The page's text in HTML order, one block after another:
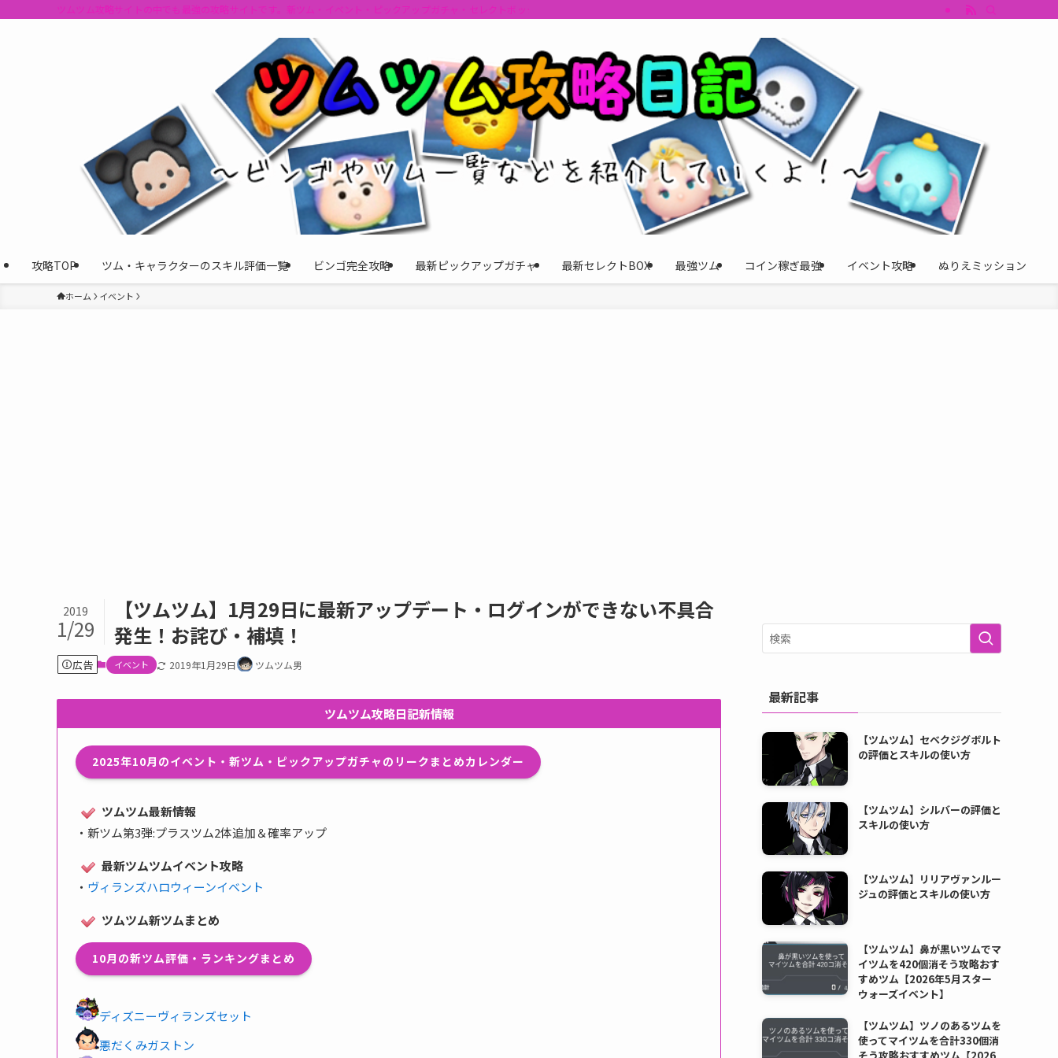
ツムツム攻略サイトの中でも最強の攻略サイトです。新ツム・イベント・ピックアップガチャ・セレクトボックスの情報を最速で提供しビンゴのおすすめツム・キャラ評価も丁寧に解説。ツムツムイベント、ツムツム攻略、ツムツ
攻略TOP ツム・キャラクターのスキル評価一覧 ビンゴ完全攻略 最新ピックアップガチャ 最新セレクトBOX 最強ツム コイン稼ぎ最強 イベント攻略 ぬりえミッション
ホーム イベント
【ツムツム】1月29日に最新アップデート・ログインができない不具合
発生！お詫び・補填！
2019
1/29
広告 イベント 2019年1月29日 ツムツム男
ツムツム攻略日記新情報
2025年10月のイベント・新ツム・ピックアップガチャのリークまとめカレンダー
ツムツム最新情報
・ 新ツム第3弾:プラスツム2体追加＆確率アップ
最新ツムツムイベント攻略
・ ヴィランズハロウィーンイベント
ツムツム新ツムまとめ
10月の新ツム評価・ランキングまとめ
ディズニーヴィランズセット
悪だくみガストン
最新記事
【ツムツム】セベクジグボルト
の評価とスキルの使い方
【ツムツム】シルバーの評価と
スキルの使い方
【ツムツム】リリアヴァンルー
ジュの評価とスキルの使い方
【ツムツム】鼻が黒いツムでマ
イツムを420個消そう攻略おす
すめツム【2026年5月スター
ウォーズイベント】
【ツムツム】ツノのあるツムを
使ってマイツムを合計330個消